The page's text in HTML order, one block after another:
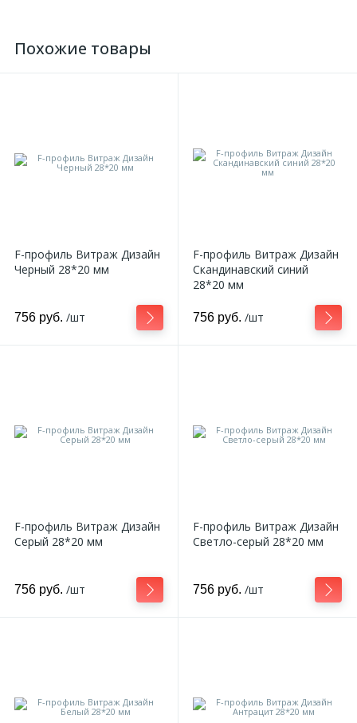
Похожие товары
F-профиль Витраж Дизайн
Черный 28*20 мм
756 руб. /шт
F-профиль Витраж Дизайн
Скандинавский синий
28*20 мм
756 руб. /шт
F-профиль Витраж Дизайн
Серый 28*20 мм
756 руб. /шт
F-профиль Витраж Дизайн
Светло-серый 28*20 мм
756 руб. /шт
Пилястры цветные